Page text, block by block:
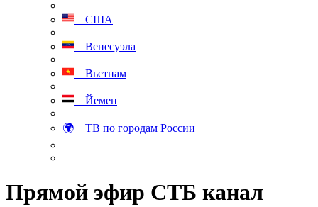
США
Венесуэла
Вьетнам
Йемен
🌍 ТВ по городам России
Прямой эфир СТБ канал